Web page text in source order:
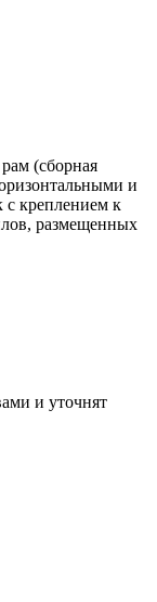
(сборная
и
креплением к
размещенных
и уточнят